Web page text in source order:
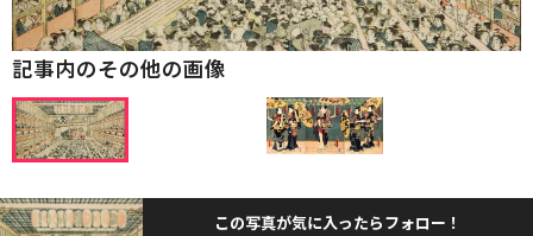
記事内のその他の画像
この写真が気に入ったらフォロー！